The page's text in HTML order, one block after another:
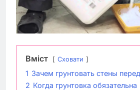
Вміст Сховати
1 Зачем грунтовать стены
2 Когда грунтовка обязательна